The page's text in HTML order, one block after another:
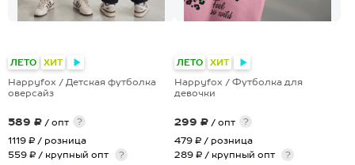
ЛЕТО ХИТ
Happyfox / Детская футболка
оверсайз
589 ₽ / опт
?
1119 ₽ / розница
559 ₽ / крупный опт
?
ЛЕТО ХИТ
Happyfox / Футболка для
девочки
299 ₽ / опт
?
479 ₽ / розница
289 ₽ / крупный опт
?